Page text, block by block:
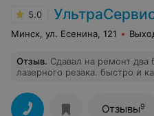
5.0
Минск, ул. Есенина, 121
Отзыв. Сдавал на ремонт
лазерного резака. быстро и
однозначно советую эту фирму.
Отзывы9